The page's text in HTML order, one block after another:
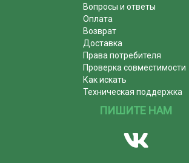
Вопросы и ответы
Оплата
Возврат
Доставка
Права потребителя
Проверка совместимости
Как искать
Техническая поддержка
ПИШИТЕ НАМ